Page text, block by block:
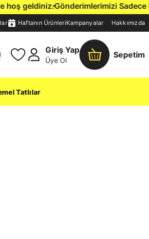
geldiniz.Gönderimlerimizi Sadece
Haftanın ÜrünleriKampanyalar Hakkımızda
Giriş Yap
Üye Ol
Sepetim
Tatlılar